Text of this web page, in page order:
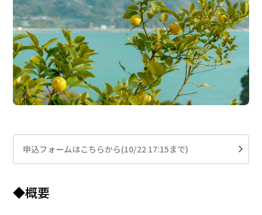
申込フォームはこちらから(10/22 17:15まで)
◆概要